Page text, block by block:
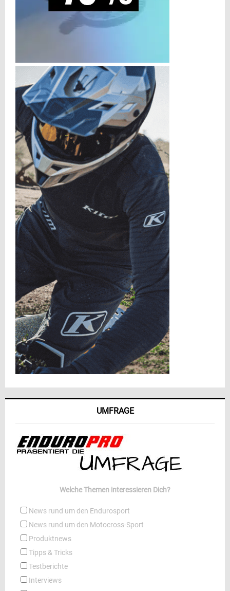
UMFRAGE
Welche Themen interessieren Dich?
News rund um den Endurosport
News rund um den Motocross-Sport
Produktnews
Tipps & Tricks
Testberichte
Interviews